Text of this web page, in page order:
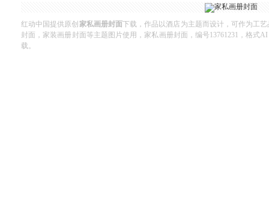
红动中国提供原创 家私画册封面下载，作品以酒店为主题而设计，可作为工
封面，家装画册封面等主题图片使用，家私画册封面，编号13761231，格式
载。